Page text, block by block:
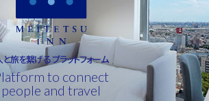
旅を繋げる プラットフォーム
to connect
people and travel